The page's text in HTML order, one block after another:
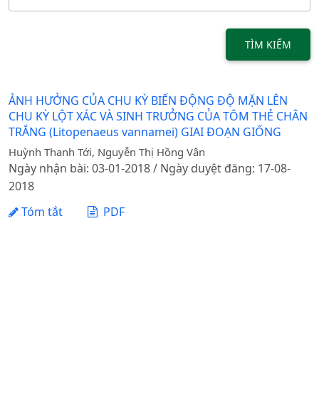
TÌM KIẾM
ẢNH HƯỞNG CỦA CHU KỲ BIẾN ĐỘNG ĐỘ MẶN LÊN
CHU KỲ LỘT XÁC VÀ SINH TRƯỞNG CỦA TÔM THẺ CHÂN
TRẮNG (Litopenaeus vannamei) GIAI ĐOẠN GIỐNG
Huỳnh Thanh Tới, Nguyễn Thị Hồng Vân
Ngày nhận bài: 03-01-2018 / Ngày duyệt đăng: 17-08-
2018
Tóm tắt
PDF